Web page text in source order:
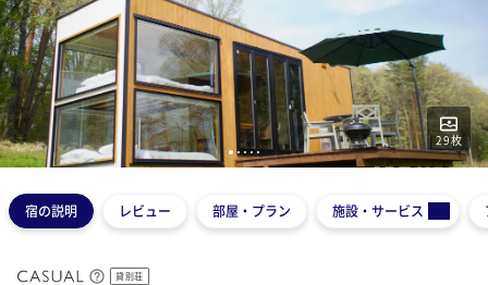
29枚
1 2345
宿の説明 レビュー 部屋・プラン 施設・サービス
貸別荘